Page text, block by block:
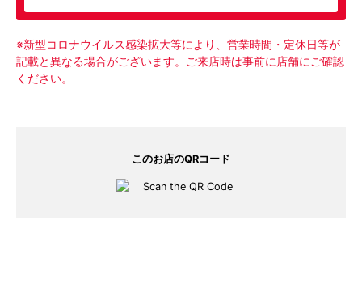
ピックアップメニュー
※新型コロナウイルス感染拡大等により、営業時間・定休日等が
記載と異なる場合がございます。ご来店時は事前に店舗にご確認
ください。
このお店のQRコード